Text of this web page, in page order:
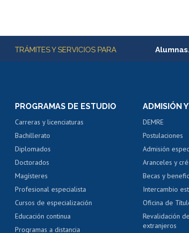
Más información
TRÁMITES Y SERVICIOS PARA
Servicio
Pago de
Pago de
Mi Uchile
PROGRAMAS DE ESTUDIO
Carreras y licenciaturas
Bachillerato
Diplomados
Doctorados
Magísteres
Profesional especialista
Cursos de especialización
Educación continua
Programas a distancia
ADMISIÓN
DEMRE
Postulaciones
Admisión
Aranceles y
Becas y
Intercambio
Oficina de
Revalidación
extranjeros